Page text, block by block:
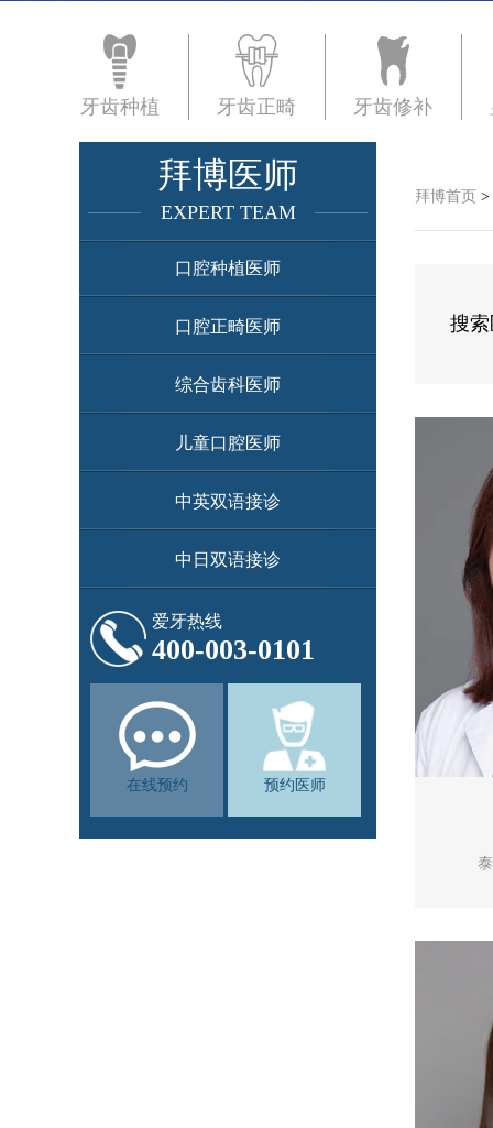
牙齿种植 牙齿正畸 牙齿修补
拜博医师
EXPERT TEAM
口腔种植医师
口腔正畸医师
综合齿科医师
儿童口腔医师
中英双语接诊
中日双语接诊
爱牙热线
400-003-0101
在线预约 预约医师
拜博首页 >
搜